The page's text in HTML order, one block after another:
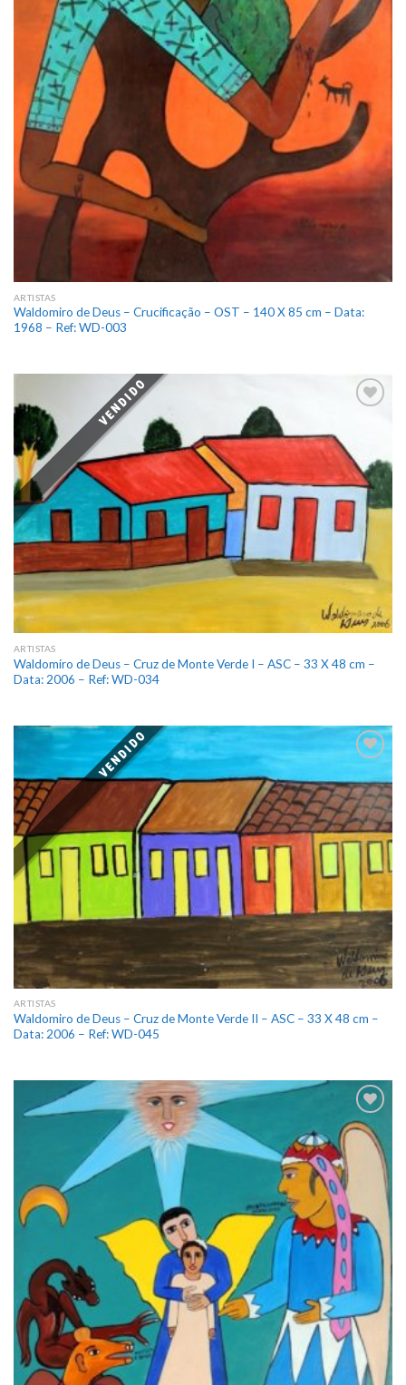
ARTISTAS
Waldomiro de Deus – Crucificação – OST – 140 X 85 cm – Data:
1968 – Ref: WD-003
VENDIDO
wishlist
ARTISTAS
Waldomiro de Deus – Cruz de Monte Verde I – ASC – 33 X 48 cm –
Data: 2006 – Ref: WD-034
VENDIDO
to
wishlist
ARTISTAS
Waldomiro de Deus – Cruz de Monte Verde II – ASC – 33 X 48 cm –
Data: 2006 – Ref: WD-045
Add
to
wishlist